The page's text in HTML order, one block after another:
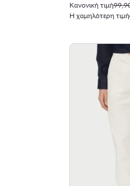
Κανονική τιμή
Η χαμηλότερη τιμή